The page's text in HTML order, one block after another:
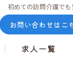
初めての訪問介護で
お問い合わせはこ
求人一覧